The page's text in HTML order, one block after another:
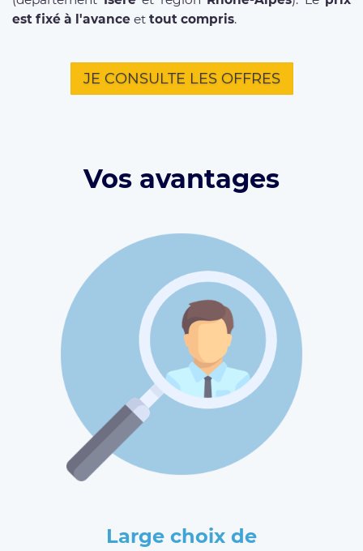
est fixé à l'avance et tout compris.
JE CONSULTE LES OFFRES
Vos avantages
Large choix de